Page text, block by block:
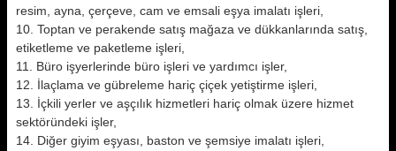
resim, ayna, çerçeve, cam ve emsali eşya imalatı işleri,
10. Toptan ve perakende satış mağaza ve dükkanlarında satış,
etiketleme ve paketleme işleri,
11. Büro işyerlerinde büro işleri ve yardımcı işler,
12. İlaçlama ve gübreleme hariç çiçek yetiştirme işleri,
13. İçkili yerler ve aşçılık hizmetleri hariç olmak üzere hizmet
sektöründeki işler,
14. Diğer giyim eşyası, baston ve şemsiye imalatı işleri,